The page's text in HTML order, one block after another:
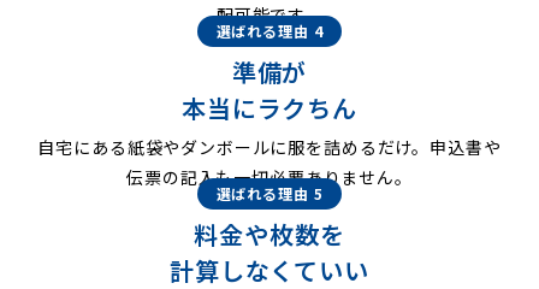
配可能です。
選ばれる理由 4
準備が
本当にラクちん
自宅にある紙袋やダンボールに服を詰めるだけ。申込書や
伝票の記入も一切必要ありません。
選ばれる理由 5
料金や枚数を
計算しなくていい